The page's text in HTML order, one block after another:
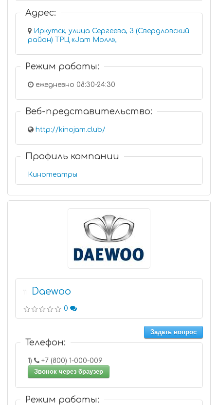
Адрес:
Иркутск, улица Сергеева, 3 (Свердловский
район) ТРЦ «Jam Молл»,
Режим работы:
ежедневно 08:30-24:30
Веб-представительство:
http://kinojam.club/
Профиль компании
Кинотеатры
11 Daewoo
0
Задать вопрос
Телефон:
1)
+7 (800) 1-000-009
Звонок через браузер
Режим работы: